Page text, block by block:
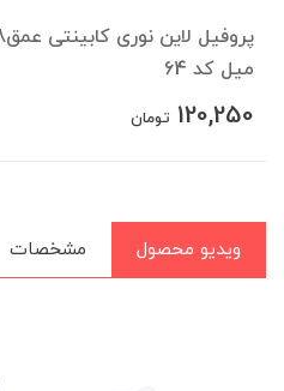
پروفیل
میل کد 64
120,250 تومان
ویدیو محصول مشخصات